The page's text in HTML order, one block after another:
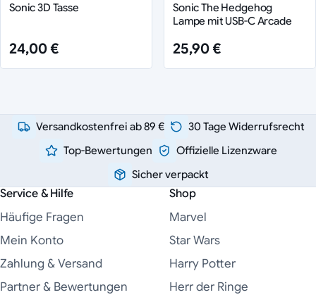
Sonic 3D Tasse
24,00 €
Sonic The Hedgehog
Lampe mit USB-C Arcade
25,90 €
Versandkostenfrei ab 89 €
30 Tage Widerrufsrecht
Top-Bewertungen
Offizielle Lizenzware
Sicher verpackt
Service & Hilfe
Häufige Fragen
Mein Konto
Zahlung & Versand
Partner & Bewertungen
Shop
Marvel
Star Wars
Harry Potter
Herr der Ringe